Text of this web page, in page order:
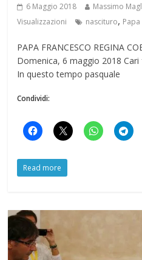
6 Maggio 2018 Massimo
Visualizzazioni
nascituro,
PAPA FRANCESCO REGINA
Domenica, 6 maggio 2018
In questo tempo pasquale
Condividi:
Read more